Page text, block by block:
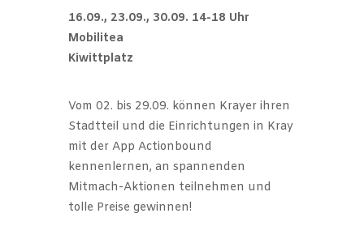
16.09., 23.09., 30.09. 14-18 Uhr
Mobilitea
Kiwittplatz
Vom 02. bis 29.09. können Krayer ihren
Stadtteil und die Einrichtungen in Kray
mit der App Actionbound
kennenlernen, an spannenden
Mitmach-Aktionen teilnehmen und
tolle Preise gewinnen!